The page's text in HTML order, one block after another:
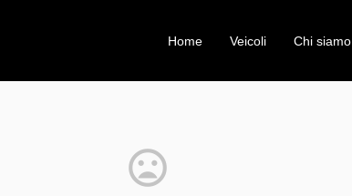
Home Veicoli Chi siamo